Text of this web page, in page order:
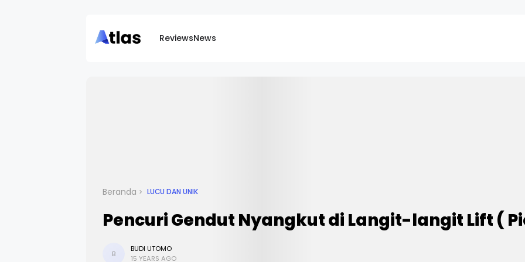
ReviewsNews
Beranda LUCU DAN UNIK
Pencuri Gendut Nyangkut di Langit-langit Lift (
B
BUDI UTOMO
15 YEARS AGO